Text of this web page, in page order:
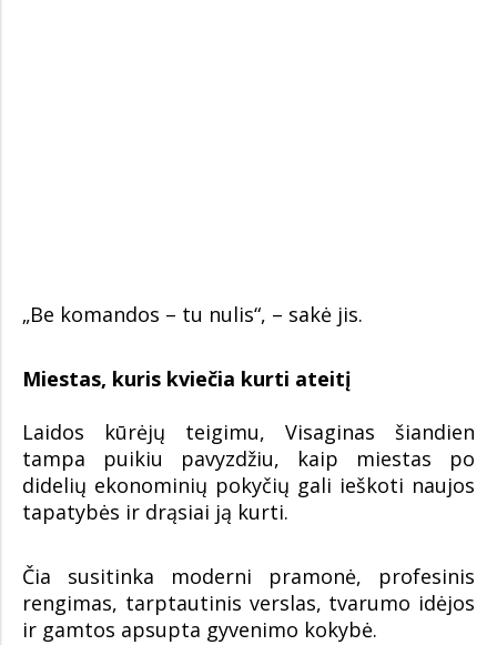
„Be komandos – tu nulis“, – sakė jis.
Miestas, kuris kviečia kurti ateitį
Laidos kūrėjų teigimu, Visaginas šiandien
tampa puikiu pavyzdžiu, kaip miestas po
didelių ekonominių pokyčių gali ieškoti naujos
tapatybės ir drąsiai ją kurti.
Čia susitinka moderni pramonė, profesinis
rengimas, tarptautinis verslas, tvarumo idėjos
ir gamtos apsupta gyvenimo kokybė.